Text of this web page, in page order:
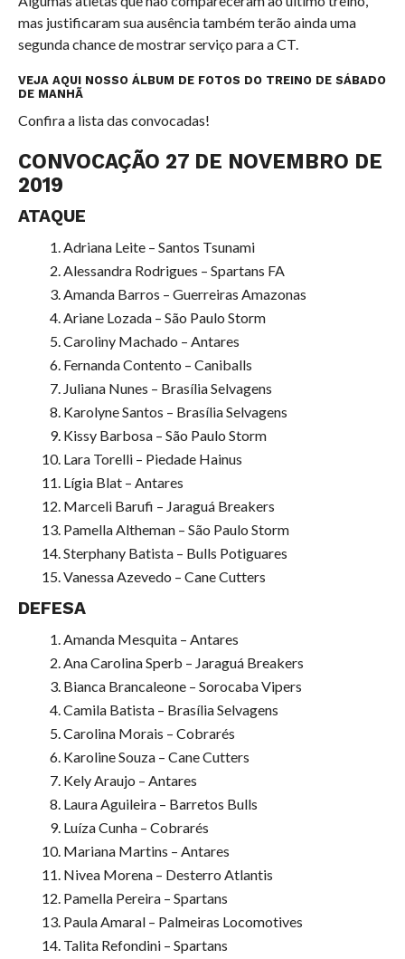
mas justificaram sua ausência também terão ainda uma
segunda chance de mostrar serviço para a CT.
VEJA AQUI NOSSO ÁLBUM DE FOTOS DO TREINO DE SÁBADO
DE MANHÃ
Confira a lista das convocadas!
CONVOCAÇÃO 27 DE NOVEMBRO DE
2019
ATAQUE
Adriana Leite – Santos Tsunami
Alessandra Rodrigues – Spartans FA
Amanda Barros – Guerreiras Amazonas
Ariane Lozada – São Paulo Storm
Caroliny Machado – Antares
Fernanda Contento – Caniballs
Juliana Nunes – Brasília Selvagens
Karolyne Santos – Brasília Selvagens
Kissy Barbosa – São Paulo Storm
Lara Torelli – Piedade Hainus
Lígia Blat – Antares
Marceli Barufi – Jaraguá Breakers
Pamella Altheman – São Paulo Storm
Sterphany Batista – Bulls Potiguares
Vanessa Azevedo – Cane Cutters
DEFESA
Amanda Mesquita – Antares
Ana Carolina Sperb – Jaraguá Breakers
Bianca Brancaleone – Sorocaba Vipers
Camila Batista – Brasília Selvagens
Carolina Morais – Cobrarés
Karoline Souza – Cane Cutters
Kely Araujo – Antares
Laura Aguileira – Barretos Bulls
Luíza Cunha – Cobrarés
Mariana Martins – Antares
Nivea Morena – Desterro Atlantis
Pamella Pereira – Spartans
Paula Amaral – Palmeiras Locomotives
Talita Refondini – Spartans